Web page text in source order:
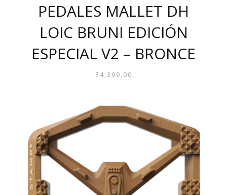
PEDALES MALLET DH
LOIC BRUNI EDICIÓN
ESPECIAL V2 – BRONCE
$ 4,399.00